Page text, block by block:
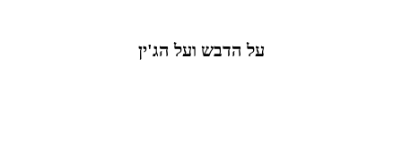
על הדבש ועל הג'ין